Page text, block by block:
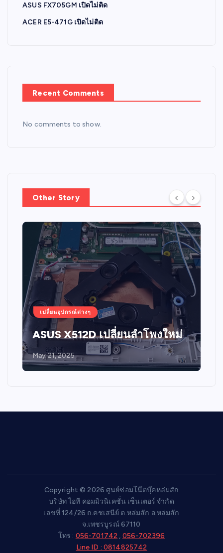
ASUS FX705GM เปิดไม่ติด
ACER E5-471G เปิดไม่ติด
Recent Comments
No comments to show.
Other Story
เปลี่ยนอุปกรณ์ต่างๆ
ASUS X512D เปลี่ยนลำโพงใหม่
May 21, 2025
Copyright © 2026 ศูนย์ซ่อมโน๊ตบุ๊คหล่มสัก
บริษัท ไอที คอมมิวนิเคชั่น เซ็นเตอร์ จำกัด
เลขที่ 124/26 ถ.คชเสนีย์ ต.หล่มสัก อ.หล่มสัก
จ.เพชรบูรณ์ 67110
โทร : 056-701742 , 056-702396
Line ID : 0814825742